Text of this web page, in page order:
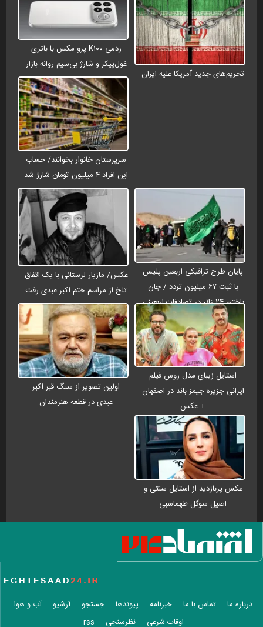
تحریم‌های جدید آمریکا علیه ایران
ردمی K۱۰۰ پرو مکس با باتری
غول‌پیکر و شارژ بی‌سیم روانه بازار
می‌شود
سرپرستان خانوار بخوانند/ حساب
این افراد ۴ میلیون تومان شارژ شد
پایان طرح ترافیکی اربعین پلیس
با ثبت ۶۷ میلیون تردد / جان
باختن ۲۴ زائر در تصادفات اربعینی
عکس/ مازیار لرستانی با یک اتفاق
تلخ از مراسم ختم اکبر عبدی رفت
استایل زیبای مدل روس فیلم
ایرانی جزیره جیمز باند در اصفهان
+ عکس
اولین تصویر از سنگ قبر اکبر
عبدی در قطعه هنرمندان
عکس پربازدید از استایل سنتی و
اصیل سوگل طهماسبی
درباره ما تماس با ما خبرنامه پیوندها جستجو آرشیو
آب و هوا
اوقات شرعی
نظرسنجی rss